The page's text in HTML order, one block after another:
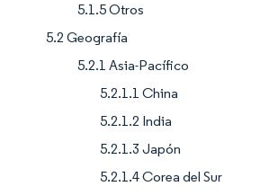
5.1.5 Otros
5.2 Geografía
5.2.1 Asia-Pacífico
5.2.1.1 China
5.2.1.2 India
5.2.1.3 Japón
5.2.1.4 Corea del Sur